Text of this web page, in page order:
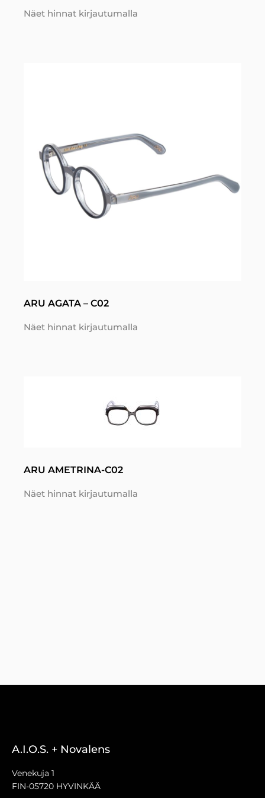
Näet hinnat kirjautumalla
ARU AGATA – C02
Näet hinnat kirjautumalla
ARU AMETRINA-C02
Näet hinnat kirjautumalla
A.I.O.S. + Novalens
Venekuja 1
FIN-05720 HYVINKÄÄ